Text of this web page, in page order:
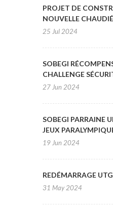
PROJET DE
NOUVELLE
25 Jul 2024
SOBEGI
CHALLENGE
27 Jun 2024
SOBEGI PARRAINE
JEUX
19 Jun 2024
REDÉMARRAGE
31 May 2024